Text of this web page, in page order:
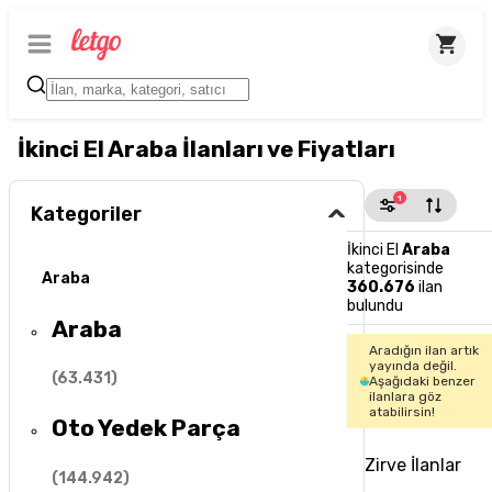
İkinci El Araba İlanları ve Fiyatları
Kategoriler
Araba
Araba
(63.431)
Oto Yedek Parça
(144.942)
1
İkinci El Araba
kategorisinde
360.676 ilan
bulundu
Aradığın ilan artık
yayında değil.
Aşağıdaki benzer
ilanlara göz
atabilirsin!
Zirve İlanlar